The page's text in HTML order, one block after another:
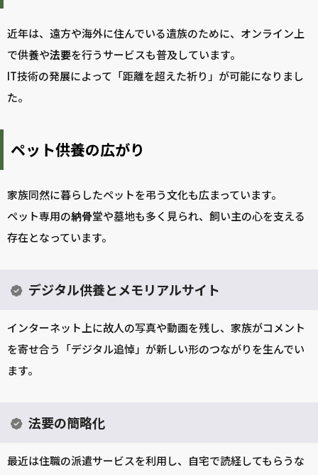
近年は、遠方や海外に住んでいる遺族のために、オンライン上
で供養や法要を行うサービスも普及しています。
IT技術の発展によって「距離を超えた祈り」が可能になりまし
た。
ペット供養の広がり
家族同然に暮らしたペットを弔う文化も広まっています。
ペット専用の納骨堂や墓地も多く見られ、飼い主の心を支える
存在となっています。
デジタル供養とメモリアルサイト
インターネット上に故人の写真や動画を残し、家族がコメント
を寄せ合う「デジタル追悼」が新しい形のつながりを生んでい
ます。
法要の簡略化
最近は住職の派遣サービスを利用し、自宅で読経してもらうな